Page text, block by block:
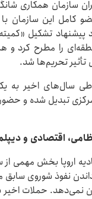
عضو کامل این
تشکیل
را مطرح کرد و
تحریم‌ها شد.
سال‌های اخیر به
تبدیل شده و حضور
اقتصادی و
اروپا بخش مهمی از
نفوذ شوروی
نمی‌دهد. حملات اخیر